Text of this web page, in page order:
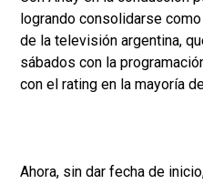
logrando consolidarse
de la televisión argentina,
sábados con la
con el rating en la mayoría
Ahora, sin dar fecha de